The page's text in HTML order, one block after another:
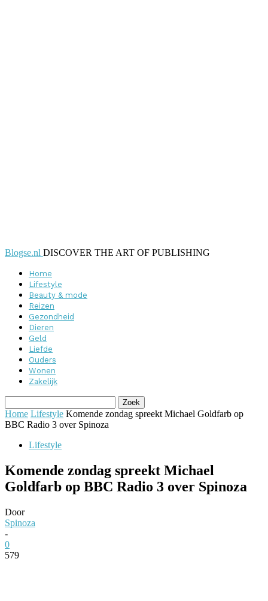
Blogse.nl DISCOVER THE ART OF PUBLISHING
Home
Lifestyle
Beauty & mode
Reizen
Gezondheid
Dieren
Geld
Liefde
Ouders
Wonen
Zakelijk
Home Lifestyle Komende zondag spreekt Michael Goldfarb op
BBC Radio 3 over Spinoza
Lifestyle
Komende zondag spreekt Michael
Goldfarb op BBC Radio 3 over Spinoza
Door
Spinoza
-
0
579